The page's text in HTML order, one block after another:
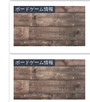
ボードゲーム情報
ボードゲーム情報